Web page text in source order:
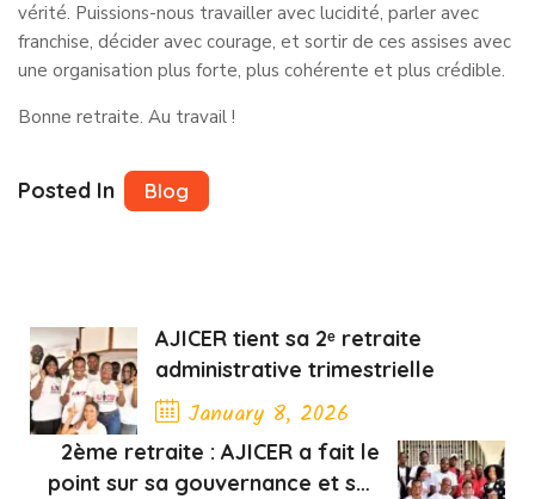
vérité. Puissions-nous travailler avec lucidité, parler avec
franchise, décider avec courage, et sortir de ces assises avec
une organisation plus forte, plus cohérente et plus crédible.
Bonne retraite. Au travail !
Posted In Blog
AJICER tient sa 2ᵉ retraite
administrative trimestrielle
January 8, 2026
Previous Post
2ème retraite : AJICER a fait le
point sur sa gouvernance et ses